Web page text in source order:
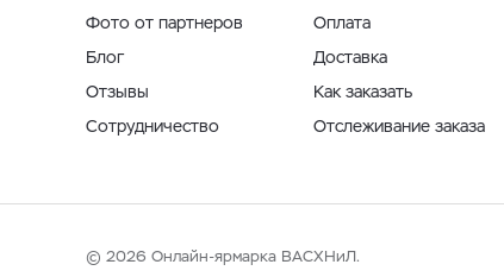
Фото от партнеров
Блог
Отзывы
Сотрудничество
Оплата
Доставка
Как заказать
Отслеживание заказа
© 2026 Онлайн-ярмарка ВАСХНиЛ.